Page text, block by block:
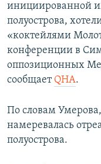
инициированной
полуострова,
«коктейлями
конференции в
оппозиционных
сообщает QHA.
По словам
намеревалась
полуострова.